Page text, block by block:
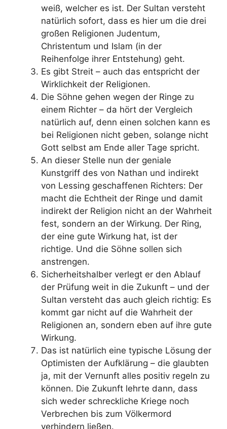
weiß, welcher es ist. Der Sultan versteht
natürlich sofort, dass es hier um die drei
großen Religionen Judentum,
Christentum und Islam (in der
Reihenfolge ihrer Entstehung) geht.
Es gibt Streit – auch das entspricht der
Wirklichkeit der Religionen.
Die Söhne gehen wegen der Ringe zu
einem Richter – da hört der Vergleich
natürlich auf, denn einen solchen kann es
bei Religionen nicht geben, solange nicht
Gott selbst am Ende aller Tage spricht.
An dieser Stelle nun der geniale
Kunstgriff des von Nathan und indirekt
von Lessing geschaffenen Richters: Der
macht die Echtheit der Ringe und damit
indirekt der Religion nicht an der Wahrheit
fest, sondern an der Wirkung. Der Ring,
der eine gute Wirkung hat, ist der
richtige. Und die Söhne sollen sich
anstrengen.
Sicherheitshalber verlegt er den Ablauf
der Prüfung weit in die Zukunft – und der
Sultan versteht das auch gleich richtig: Es
kommt gar nicht auf die Wahrheit der
Religionen an, sondern eben auf ihre gute
Wirkung.
Das ist natürlich eine typische Lösung der
Optimisten der Aufklärung – die glaubten
ja, mit der Vernunft alles positiv regeln zu
können. Die Zukunft lehrte dann, dass
sich weder schreckliche Kriege noch
Verbrechen bis zum Völkermord
verhindern ließen.